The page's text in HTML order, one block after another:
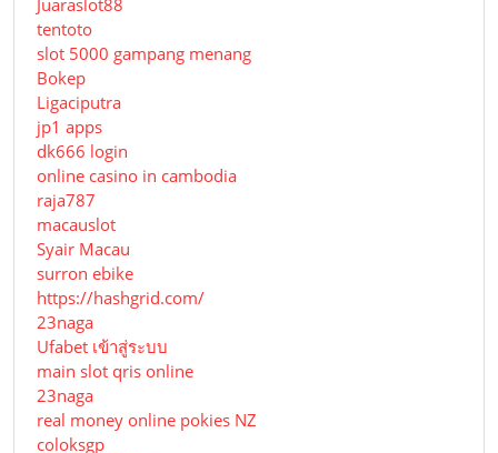
tentoto
slot 5000 gampang menang
Bokep
Ligaciputra
jp1 apps
dk666 login
online casino in cambodia
raja787
macauslot
Syair Macau
surron ebike
https://hashgrid.com/
23naga
Ufabet เข้าสู่ระบบ
main slot qris online
23naga
real money online pokies NZ
coloksgp